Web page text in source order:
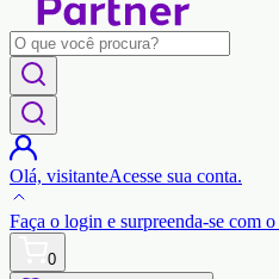
Olá, visitanteAcesse sua conta.
Faça o login e surpreenda-se com o
0